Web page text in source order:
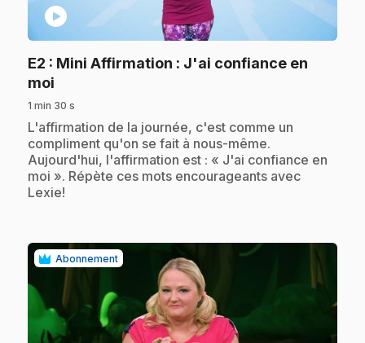
play_circle
E2 : Mini Affirmation : J'ai confiance en
moi
1 min 30 s
.L'affirmation de la journée, c'est comme un
compliment qu'on se fait à nous-même.
Aujourd'hui, l'affirmation est : « J'ai confiance en
moi ». Répète ces mots encourageants avec
Lexie!
Abonnement